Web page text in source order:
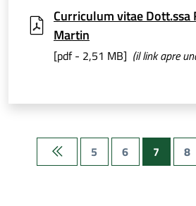
Curriculum vitae Dott.ssa
Martin
[pdf - 2,51 MB] (il link apre
Prima pagina
5 6 7 8